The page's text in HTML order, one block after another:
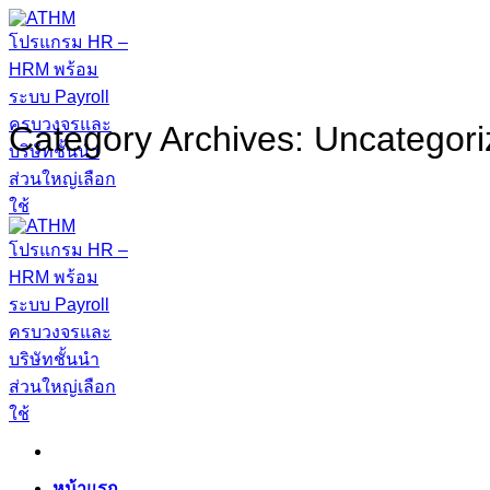
Skip
to
content
Category Archives: